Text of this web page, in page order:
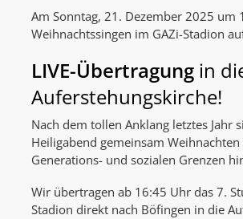
Am Sonntag, 21. Dezember 2025
Weihnachtssingen im GAZi-Stadion
LIVE-Übertragung in
Auferstehungskirche!
Nach dem tollen Anklang letztes Jahr
Heiligabend gemeinsam
Generations- und sozialen Grenzen
Wir übertragen ab 16:45 Uhr das 7.
Stadion direkt nach Böfingen in die